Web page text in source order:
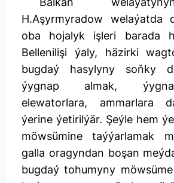
H.Aşyrmyradow welaýatda
oba hojalyk işleri barada
Bellenilişi ýaly, häzirki
bugdaý hasylyny soňky
ýygnap almak,
elewatorlara, ammarlara
ýerine ýetirilýär. Şeýle hem
möwsümine taýýarlamak
galla oragyndan boşan
bugdaý tohumyny